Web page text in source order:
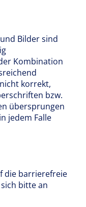
Bilder sind
Kombination
korrekt,
bzw.
übersprungen
jedem Falle
die barrierefreie
bitte an